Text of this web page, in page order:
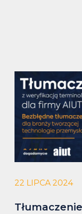
22 LIPCA 2024